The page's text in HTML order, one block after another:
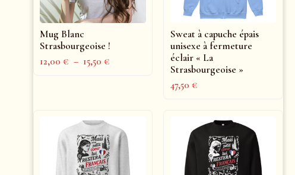
Mug Blanc
Strasbourgeoise !
12,00€ – 15,50€
Sweat à capuche épais
unisexe à fermeture
éclair « La
Strasbourgeoise »
47,50€